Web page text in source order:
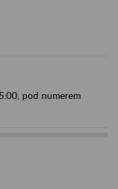
pod numerem